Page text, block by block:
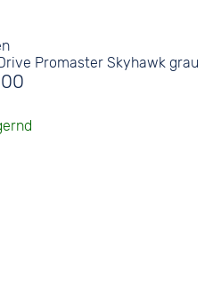
Promaster Skyhawk grau